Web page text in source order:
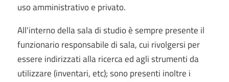
uso amministrativo e privato.
All'interno della sala di studio è sempre presente il
funzionario responsabile di sala, cui rivolgersi per
essere indirizzati alla ricerca ed agli strumenti da
utilizzare (inventari, etc); sono presenti inoltre i